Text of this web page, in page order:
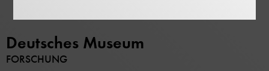
Deutsches Museum
FORSCHUNG